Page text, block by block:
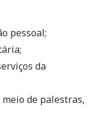
pessoal;
da
de palestras,